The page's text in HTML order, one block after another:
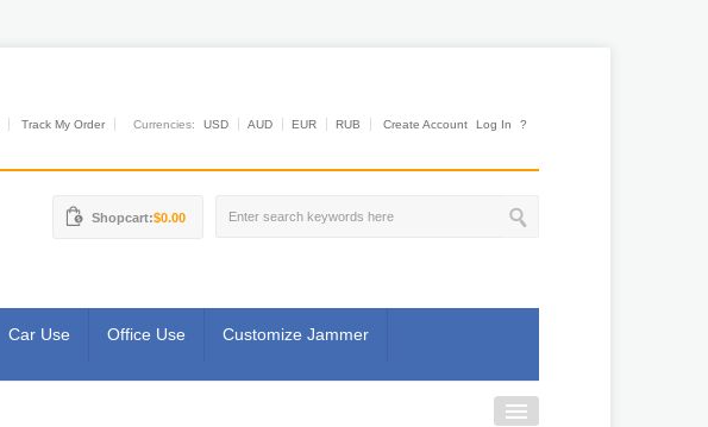
Track My Order Currencies: USD AUD EUR RUB Create Account Log In ?
Shopcart:$0.00
Car Use Office Use Customize Jammer